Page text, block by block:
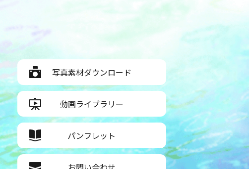
写真素材ダウンロード
動画ライブラリー
パンフレット